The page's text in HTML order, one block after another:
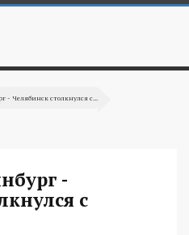
- Челябинск столкнулся с...
-
с